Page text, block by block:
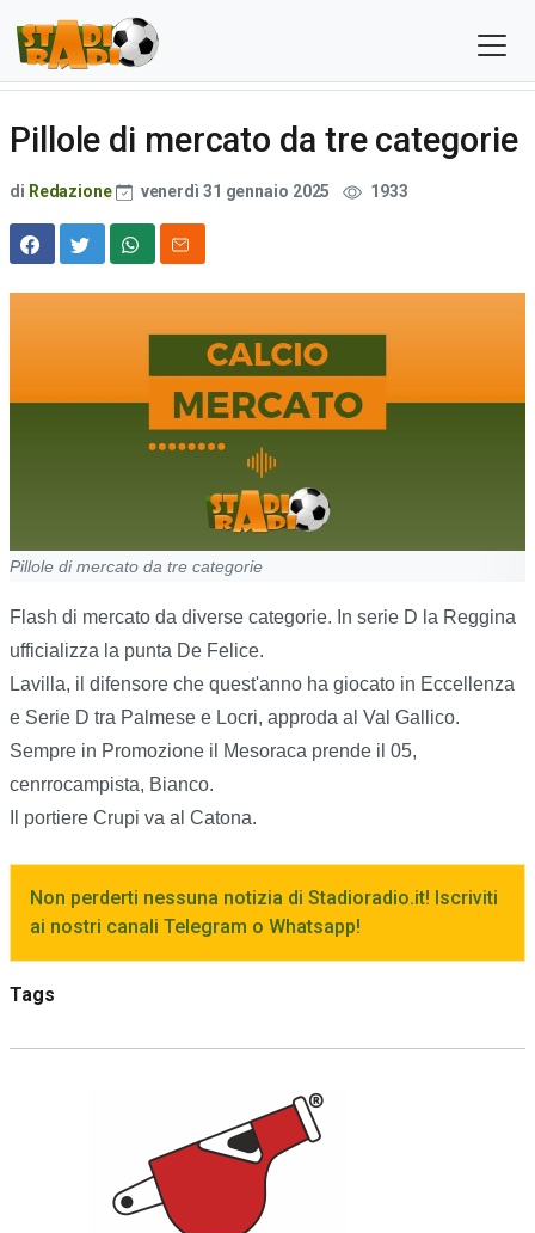
Pillole di mercato da tre categorie
di Redazione venerdì 31 gennaio 2025 1933
Pillole di mercato da tre categorie
Flash di mercato da diverse categorie. In serie D la Reggina
ufficializza la punta De Felice.
Lavilla, il difensore che quest'anno ha giocato in Eccellenza
e Serie D tra Palmese e Locri, approda al Val Gallico.
Sempre in Promozione il Mesoraca prende il 05,
cenrrocampista, Bianco.
Il portiere Crupi va al Catona.
Non perderti nessuna notizia di Stadioradio.it! Iscriviti
ai nostri canali Telegram o Whatsapp!
Tags